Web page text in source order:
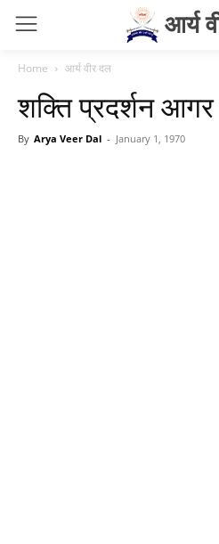
आर्य
Home आर्य वीर दल
शक्ति प्रदर्शन
By Arya Veer Dal - January 1, 1970